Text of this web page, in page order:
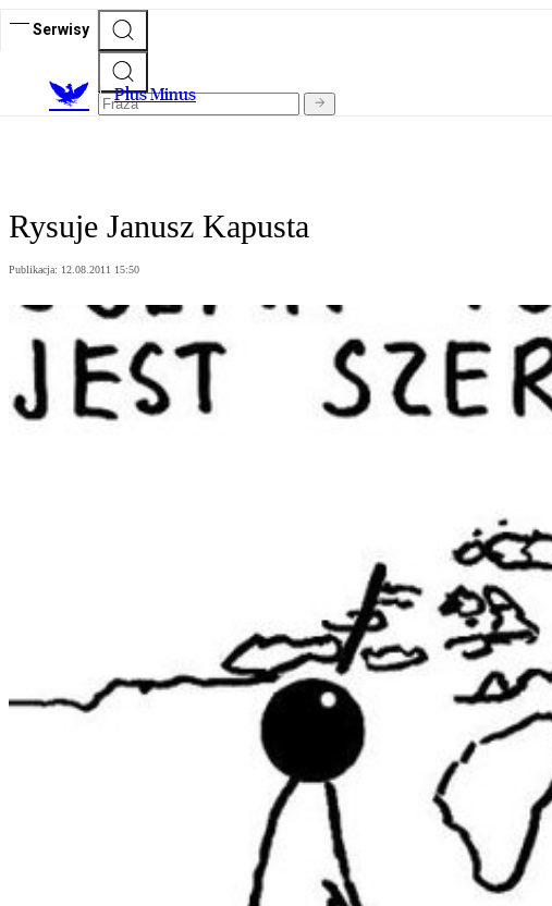
Serwisy
Plus Minus
Rysuje Janusz Kapusta
Publikacja: 12.08.2011 15:50